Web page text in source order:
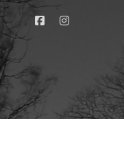
facebookinstagram